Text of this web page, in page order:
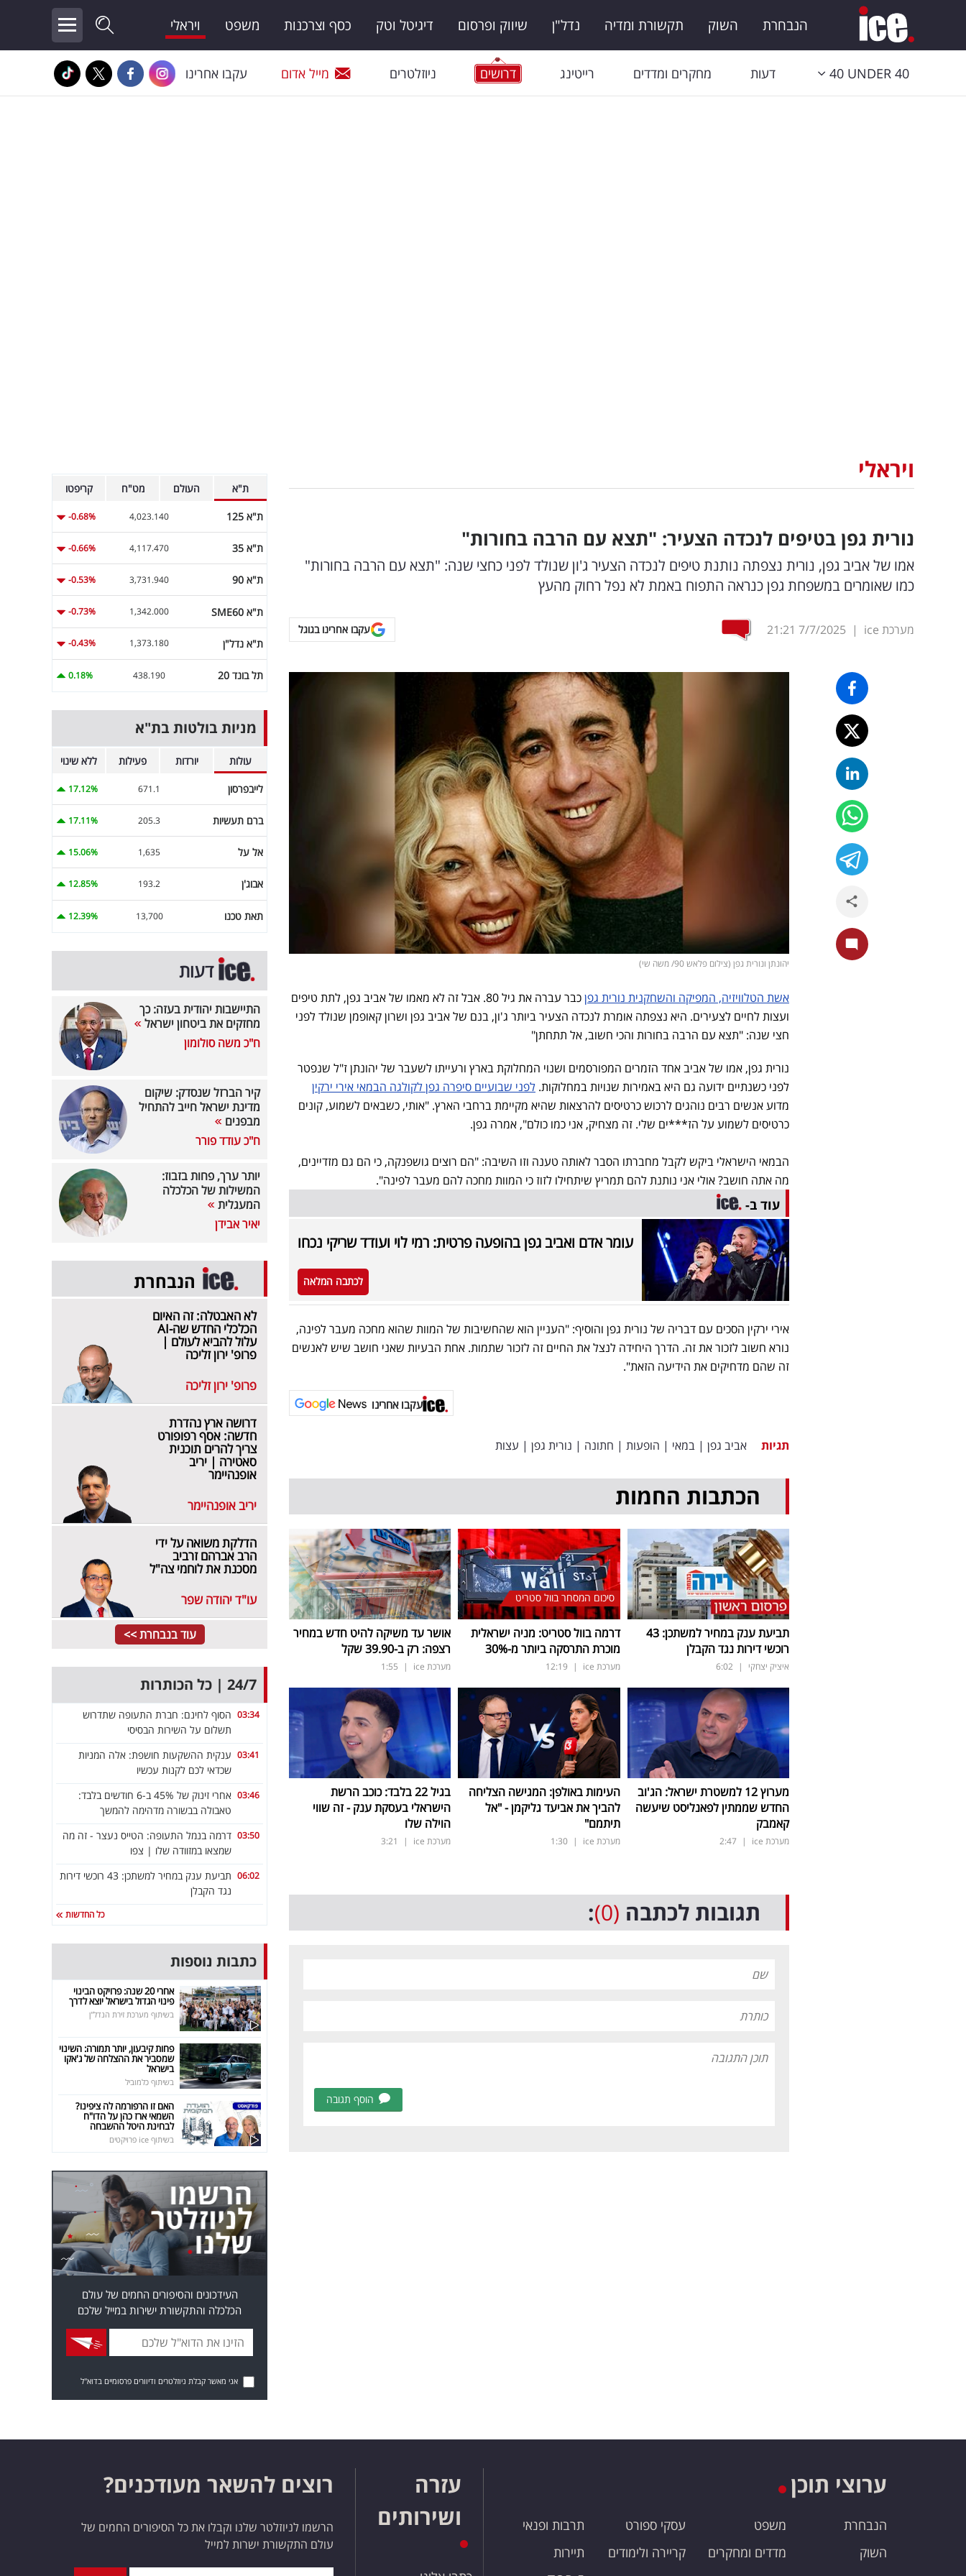
הנבחרת השוק תקשורת ומדיה נדל"ן שיווק ופרסום דיגיטל וטק כסף וצרכנות משפט ויראלי
40 UNDER 40 דעות מחקרים ומדדים רייטינג דרושים ניוזלטרים מייל אדום עקבו אחרינו
ויראלי
נורית גפן בטיפים לנכדה הצעיר: "תצא עם הרבה בחורות"
אמו של אביב גפן, נורית נצפתה נותנת טיפים לנכדה הצעיר ג'ון שנולד לפני כחצי שנה: "תצא עם הרבה בחורות"
כמו שאומרים במשפחת גפן כנראה התפוח באמת לא נפל רחוק מהעץ
מערכת ice |
7/7/2025
21:21 עקבו אחרינו בגוגל
יהונתן ונורית גפן (צילום פלאש 90/ משה שי)
אשת הטלוויזיה, המפיקה והשחקנית נורית גפן
כבר עברה את גיל 80. אבל זה לא מאמו של אביב גפן, לתת טיפים
ועצות לחיים לצעירים. היא נצפתה אומרת לנכדה הצעיר ביותר ג'ון, בנם של אביב גפן ושרון קאופמן שנולד לפני
חצי שנה: "תצא עם הרבה בחורות והכי חשוב, אל תתחתן"
נורית גפן, אמו של אביב אחד הזמרים המפורסמים ושנוי המחלוקת בארץ ורעייתו לשעבר של יהונתן ז"ל שנפטר
לפני כשנתיים ידועה גם היא באמירות שנויות במחלוקות. לפני שבועיים סיפרה גפן לקולגה הבמאי אירי ירקין
מדוע אנשים רבים נוהגים לרכוש כרטיסים להרצאות שהיא מקיימת ברחבי הארץ. "אותי, כשבאים לשמוע, קונים
כרטיסים לשמוע על הז***ים שלי. זה מצחיק, אני כמו כולם", אמרה גפן.
הבמאי הישראלי ביקש לקבל מחברתו הסבר לאותה טענה וזו השיבה: "הם רוצים גושפנקה, כי הם גם מזדיינים,
מה אתה חושב? אולי אני נותנת להם תמריץ שיתחילו לזוז כי המוות מחכה להם מעבר לפינה".
עוד ב-
עומר אדם ואביב גפן בהופעה פרטית: רמי לוי ועודד שריקי נכחו
לכתבה המלאה
אירי ירקין הסכים עם דבריה של נורית גפן והוסיף: "העניין הוא שהחשיבות של המוות שהוא מחכה מעבר לפינה,
נורא חשוב לזכור את זה. הדרך היחידה לנצל את החיים זה לזכור שתמות. אחת הבעיות שאני חושב שיש לאנשים
זה שהם מדחיקים את הידיעה הזאת".
עקבו אחרינו
תגיות אביב גפן | במאי | הופעות | חתונה | נורית גפן | עצות
הכתבות החמות
תביעת ענק במחיר למשתכן: 43
רוכשי דירות נגד הקבלן
איציק יצחקי |
6:02
סיכום המסחר בוול סטריט
דרמה בוול סטריט: מניה ישראלית
מוכרת התרסקה ביותר מ-30%
מערכת ice |
12:19
אושר עד משיקה להיט חדש במחיר
רצפה: רק ב-39.90 שקל
מערכת ice |
1:55
מערוץ 12 למשטרת ישראל: הג'וב
החדש שממתין לפאנליסט שיעשה
קאמבק
מערכת ice |
2:47
העימות באולפן: המגישה הצליחה
להביך את אביעד גליקמן - "אל
תיתמם"
מערכת ice |
1:30
בגיל 22 בלבד: כוכב הרשת
הישראלי בעסקת ענק - זה שווי
הוילה שלו
מערכת ice |
3:21
תגובות לכתבה (0)
:
הוסף תגובה
ת"א העולם מט"ח קריפטו
ת"א 125 4,023.140
-0.68%
ת"א 35 4,117.470
-0.66%
ת"א 90 3,731.940
-0.53%
ת"א SME60 1,342.000
-0.73%
ת"א נדל"ן 1,373.180
-0.43%
תל בונד 20 438.190
0.18%
מניות בולטות בת"א
עולות יורדות פעילות ללא שינוי
לייבפרסון 671.1
17.12%
ברם תעשיות 205.3
17.11%
אל על 1,635
15.06%
אבוג'ן 193.2
12.85%
תאת טכנו 13,700
12.39%
דעות
התיישבות יהודית בעזה: כך
מחזקים את ביטחון ישראל
ח"כ משה סולומון
קיר הברזל שנסדק: שיקום
מדינת ישראל חייב להתחיל
מבפנים
ח"כ עודד פורר
יותר ערך, פחות בזבוז:
המשילות של הכלכלה
המעגלית
יאיר אבידן
הנבחרת
לא האבטלה: זה האיום
הכלכלי החדש שה-AI
עלול להביא לעולם |
פרופ' ירון זליכה
פרופ' ירון זליכה
דרושה ארץ נהדרת
חדשה: אסף רפופורט
צריך להרים תוכנית
סאטירה | יריב
אופנהיימר
יריב אופנהיימר
הדלקת משואה על ידי
הרב אברהם זרביב
מסכנת את לוחמי צה"ל
עו"ד יהודה שפר
עוד בנבחרת >>
24/7 | כל הכותרות
03:34 הסוף לחינם: חברת התעופה שתדרוש
תשלום על השירות הבסיסי
03:41 ענקית ההשקעות חושפת: אלה המניות
שכדאי לכם לקנות עכשיו
03:46
אחרי זינוק של 45% ב-6 חודשים בלבד:
טאבולה בבשורה מדהימה להמשך
03:50 דרמה בנמל התעופה: הטייס נעצר - זה מה
שמצאו במזוודה שלו | צפו
06:02
תביעת ענק במחיר למשתכן: 43 רוכשי דירות
נגד הקבלן
כל החדשות
כתבות נוספות
אחרי 20 שנה: פרויקט הבינוי
פינוי הגדול בישראל יוצא לדרך
בשיתוף מערכת זירת הנדל"ן
פחות קיבעון, יותר תמורה: השינוי
שמסביר את ההצלחה של ג'אקו
בישראל
בשיתוף כלמוביל
האם זו הרפורמה לה ציפינו?
השמאי ארז כהן על הדו"ח
לבחינת היטל ההשבחה
בשיתוף ice פרויקטים
העידכונים והסיפורים החמים של עולם
הכלכלה והתקשורת ישירות במייל שלכם
אני מאשר קבלת ניוזלטרים ודיוורים פרסומיים בדוא"ל
ערוצי תוכן
הנבחרת
השוק
משפט
מדדים ומחקרים
עסקי ספורט
קריירה ולימודים
תרבות ופנאי
תיירות
עזרה
ושירותים
רוצים להשאר מעודכנים?
הרשמו לניוזלטר שלנו וקבלו את כל הסיפורים החמים של
עולם התקשורת ישרות למייל